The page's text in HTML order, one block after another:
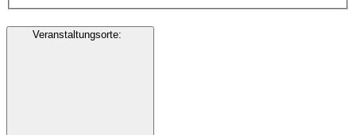
Veranstaltungsorte: